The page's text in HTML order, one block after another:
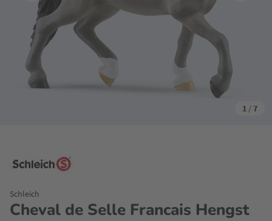
1 /7
Cheval de Selle Francais Hengst
Schleich